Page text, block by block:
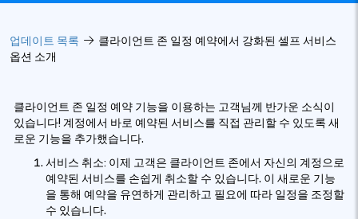
업데이트 목록
클라이언트 존 일정 예약에서 강화된 셀프 서비스
옵션 소개
클라이언트 존 일정 예약 기능을 이용하는 고객님께 반가운 소식이
있습니다! 계정에서 바로 예약된 서비스를 직접 관리할 수 있도록 새
로운 기능을 추가했습니다.
서비스 취소: 이제 고객은 클라이언트 존에서 자신의 계정으로
예약된 서비스를 손쉽게 취소할 수 있습니다. 이 새로운 기능
을 통해 예약을 유연하게 관리하고 필요에 따라 일정을 조정할
수 있습니다.